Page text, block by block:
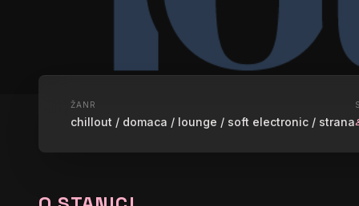
UŽIVO
ŽANR
chillout / domaca / lounge / soft electronic / strana